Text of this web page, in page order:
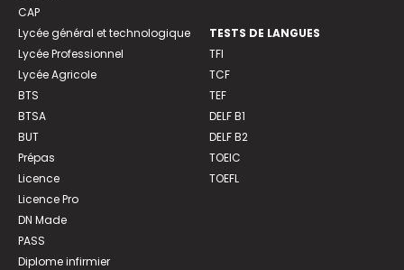
CAP
Lycée général et technologique
Lycée Professionnel
Lycée Agricole
BTS
BTSA
BUT
Prépas
Licence
Licence Pro
DN Made
PASS
Diplome infirmier
TESTS DE LANGUES
TFI
TCF
TEF
DELF B1
DELF B2
TOEIC
TOEFL